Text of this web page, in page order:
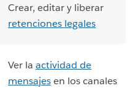
Crear, editar y liberar
retenciones legales
Ver la actividad de
mensajesen los canales